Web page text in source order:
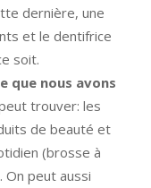
dernière, une
et le dentifrice
soit.
que nous avons
trouver: les
de beauté et
(brosse à
On peut aussi